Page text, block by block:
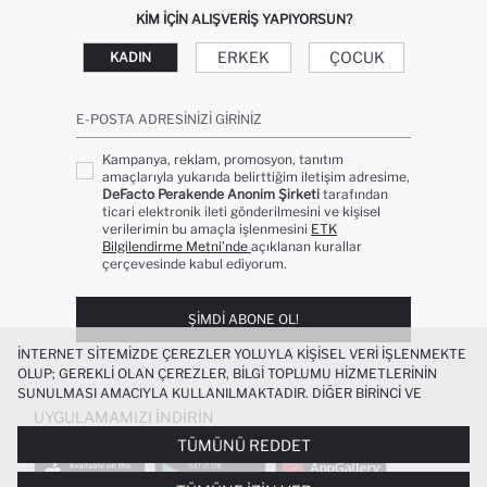
KIM IÇIN ALIŞVERIŞ YAPIYORSUN?
KADIN ERKEK ÇOCUK
E-POSTA ADRESINIZI GIRINIZ
Kampanya, reklam, promosyon, tanıtım
amaçlarıyla yukarıda belirttiğim iletişim adresime,
DeFacto Perakende Anonim Şirketi tarafından
ticari elektronik ileti gönderilmesini ve kişisel
verilerimin bu amaçla işlenmesini ETK
Bilgilendirme Metni’nde açıklanan kurallar
çerçevesinde kabul ediyorum.
ŞIMDI ABONE OL!
UYGULAMAMIZI İNDIRIN
İNTERNET SITEMIZDE ÇEREZLER YOLUYLA KIŞISEL VERI IŞLENMEKTE
OLUP; GEREKLI OLAN ÇEREZLER, BILGI TOPLUMU HIZMETLERININ
SUNULMASI AMACIYLA KULLANILMAKTADIR. DIĞER BIRINCI VE
ÜÇÜNCÜ TARAF ÇEREZLER ISE SIZE DAHA IYI BIR ALIŞVERIŞ
DENEYIMI SUNULABILMESI, SITEMIZIN DAHA IŞLEVSEL KILINMASI VE
KIŞISELLEŞTIRMESI VE AÇIK RIZA VERMENIZ HALINDE, SIZLERE
YÖNELIK PAZARLAMA FAALIYETLERININ YAPILMASI AMAÇLARIYLA
TÜMÜNÜ REDDET